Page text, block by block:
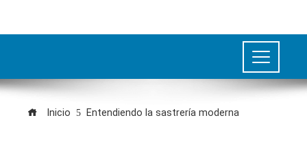
Inicio Entendiendo la sastrería moderna